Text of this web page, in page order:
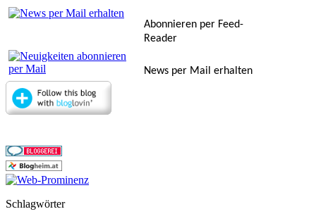
Abonnieren per Feed-
Reader
News per Mail erhalten
Schlagwörter